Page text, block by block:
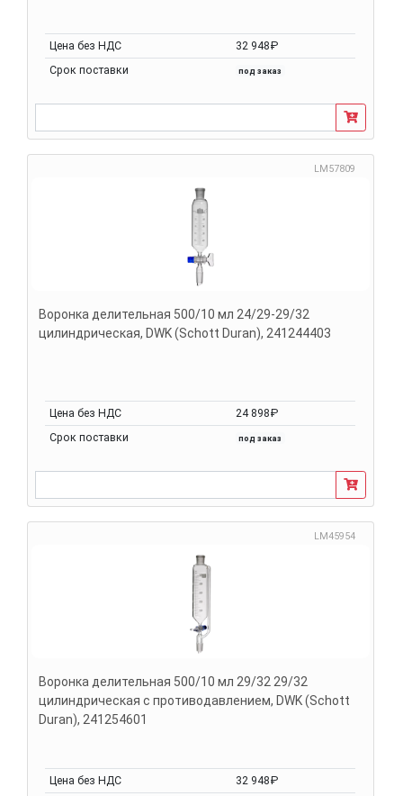
Цена без НДС
32 948₽
Срок поставки
под заказ
LM57809
Воронка делительная 500/10 мл 24/29-29/32
цилиндрическая, DWK (Schott Duran), 241244403
Цена без НДС
24 898₽
Срок поставки
под заказ
LM45954
Воронка делительная 500/10 мл 29/32 29/32
цилиндрическая с противодавлением, DWK (Schott
Duran), 241254601
Цена без НДС 32 948₽